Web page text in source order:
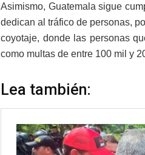
Asimismo, Guatemala sigue
dedican al tráfico de personas,
coyotaje, donde las personas
como multas de entre 100 mil y
Lea también: